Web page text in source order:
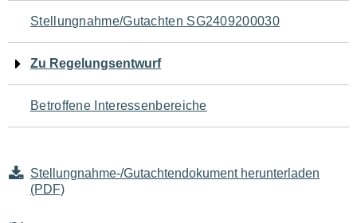
Navigation
für
den
Seiteninhalt
Stellungnahme/Gutachten SG2409200030
Zu Regelungsentwurf
Betroffene Interessenbereiche
Stellungnahme-/Gutachtendokument herunterladen
(PDF)